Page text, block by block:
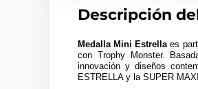
Descripción
Medalla Mini Estrellaes
con Trophy Monster.
innovación y diseños
ESTRELLA y la SUPER